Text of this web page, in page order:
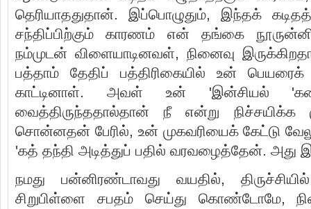
தெரியாததுதான். இப்பொழுதும், இந்தக்
சந்திப்பிற்கும் காரணம் என் தங்கை
நம்முடன் விளையாடினவள், நினைவு
பத்தாம் தேதிப் பத்திரிகையில் உன்
காட்டினாள். அவள் உன் 'இன்சியல்
வைத்திருந்ததால்தான் நீ என்று நிச்சயிக்க
சொன்னதன் பேரில், உன் முகவரியைக் கேட்டு
'கத் தந்தி அடித்துப் பதில் வரவழைத்தேன். அது
நமது பன்னிரண்டாவது வயதில்,
சிறுபிள்ளை சபதம் செய்து கொண்டோமே,